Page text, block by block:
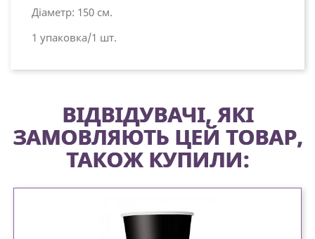
Діаметр: 150 см.
1 упаковка/1 шт.
ВІДВІДУВАЧІ, ЯКІ
ЗАМОВЛЯЮТЬ ЦЕЙ ТОВАР,
ТАКОЖ КУПИЛИ: